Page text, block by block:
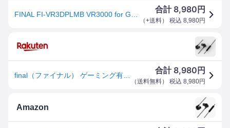
合計 8,980 円
（+送料） 税込 8,980円
合計 8,980 円
（送料無料） 税込 8,980円
Amazon